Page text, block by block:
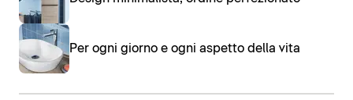
Per ogni giorno e ogni aspetto della vita